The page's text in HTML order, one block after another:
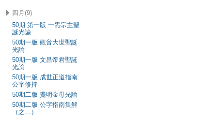
四月(9)
50期 第一版 一炁宗主聖
誕光諭
50期一版 觀音大世聖誕
光諭
50期一版 文昌帝君聖誕
光諭
50期一版 成世正道指南
公字修持
50期二版 覺明金母光諭
50期二版 公字指南集解
（之二）